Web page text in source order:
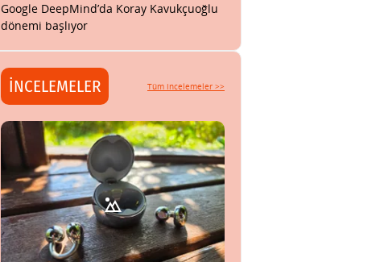
Google DeepMind’da Koray Kavukçuoğlu
dönemi başlıyor
İNCELEMELER Tüm incelemeler >>